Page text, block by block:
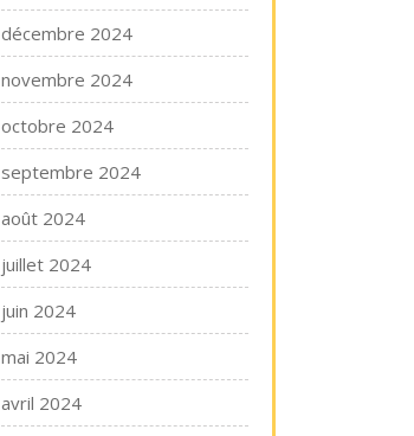
décembre 2024
novembre 2024
octobre 2024
septembre 2024
août 2024
juillet 2024
juin 2024
mai 2024
avril 2024